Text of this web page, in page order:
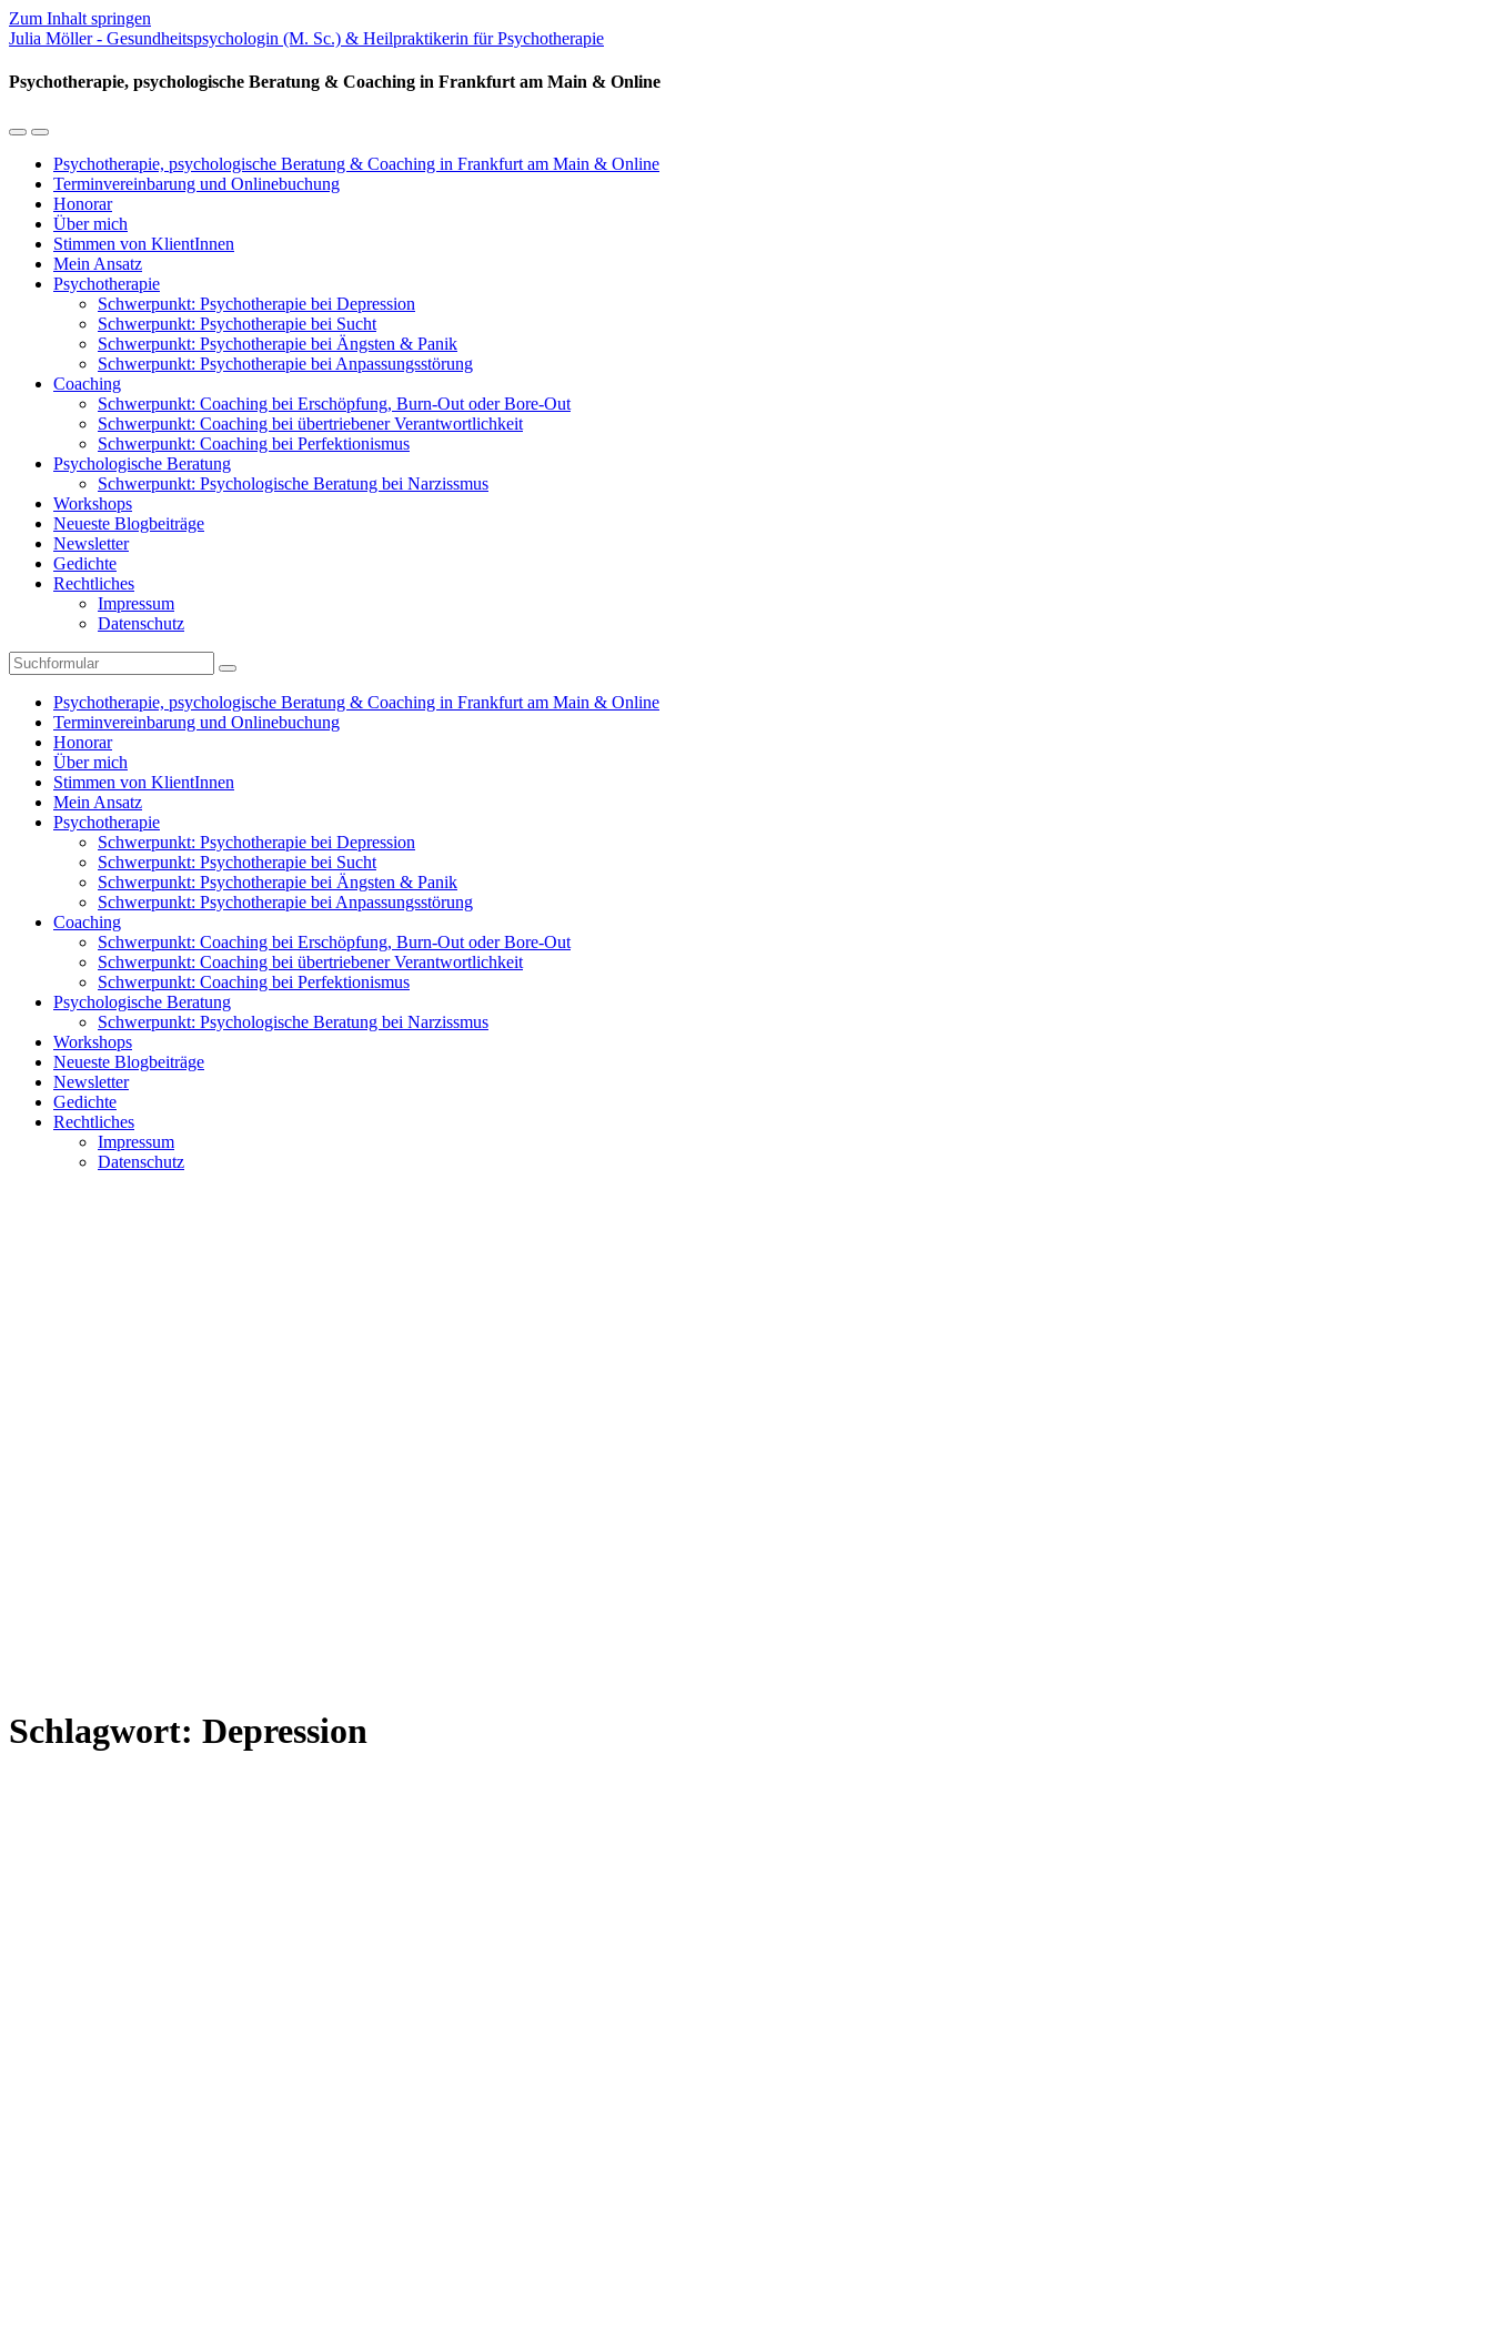
Zum Inhalt springen
Julia Möller - Gesundheitspsychologin (M. Sc.) & Heilpraktikerin für Psychotherapie
Psychotherapie, psychologische Beratung & Coaching in Frankfurt am Main & Online
Mobil-
umschalten
Suchfeld
umschalten
Psychotherapie, psychologische Beratung & Coaching in Frankfurt am Main & Online
Terminvereinbarung und Onlinebuchung
Honorar
Über mich
Stimmen von KlientInnen
Mein Ansatz
Psychotherapie
Schwerpunkt: Psychotherapie bei Depression
Schwerpunkt: Psychotherapie bei Sucht
Schwerpunkt: Psychotherapie bei Ängsten & Panik
Schwerpunkt: Psychotherapie bei Anpassungsstörung
Coaching
Schwerpunkt: Coaching bei Erschöpfung, Burn-Out oder Bore-Out
Schwerpunkt: Coaching bei übertriebener Verantwortlichkeit
Schwerpunkt: Coaching bei Perfektionismus
Psychologische Beratung
Schwerpunkt: Psychologische Beratung bei Narzissmus
Workshops
Neueste Blogbeiträge
Newsletter
Gedichte
Rechtliches
Impressum
Datenschutz
Suchen
Psychotherapie, psychologische Beratung & Coaching in Frankfurt am Main & Online
Terminvereinbarung und Onlinebuchung
Honorar
Über mich
Stimmen von KlientInnen
Mein Ansatz
Psychotherapie
Schwerpunkt: Psychotherapie bei Depression
Schwerpunkt: Psychotherapie bei Sucht
Schwerpunkt: Psychotherapie bei Ängsten & Panik
Schwerpunkt: Psychotherapie bei Anpassungsstörung
Coaching
Schwerpunkt: Coaching bei Erschöpfung, Burn-Out oder Bore-Out
Schwerpunkt: Coaching bei übertriebener Verantwortlichkeit
Schwerpunkt: Coaching bei Perfektionismus
Psychologische Beratung
Schwerpunkt: Psychologische Beratung bei Narzissmus
Workshops
Neueste Blogbeiträge
Newsletter
Gedichte
Rechtliches
Impressum
Datenschutz
Schlagwort: Depression